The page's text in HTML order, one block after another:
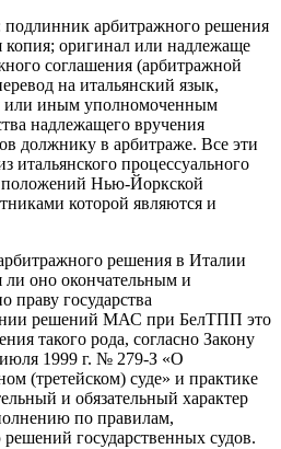
арбитражного решения
копия; оригинал или надлежаще
соглашения (арбитражной
на итальянский язык,
иным уполномоченным
надлежащего вручения
должнику в арбитраже. Все эти
итальянского процессуального
положений Нью-Йоркской
которой являются и
решения в Италии
ли оно окончательным и
праву государства
решений МАС при БелТПП это
такого рода, согласно Закону
1999 г. № 279-З «О
(третейском) суде» и практике
и обязательный характер
по правилам,
государственных судов.